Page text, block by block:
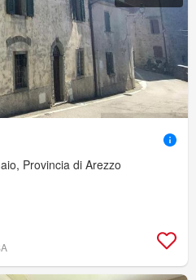
Provincia di Arezzo